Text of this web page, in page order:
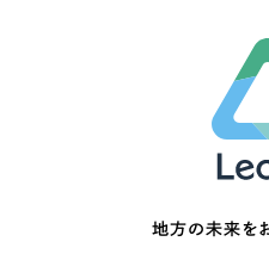
地方の未来を